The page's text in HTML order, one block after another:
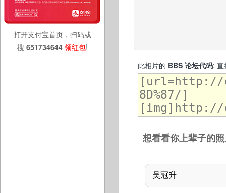
打开支付宝首页，扫码或
搜 651734644 领红包!
此相片的 BBS 论坛代码: 直
想看看你上辈子的